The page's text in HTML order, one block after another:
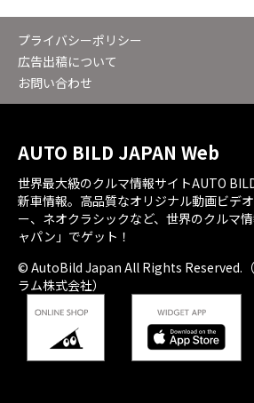
プライバシーポリシー
広告出稿について
お問い合わせ
AUTO BILD JAPAN Web
世界最大級のクルマ情報サイトAUTO
新車情報。高品質なオリジナル動画ビデ
ー、ネオクラシックなど、世界のクルマ
ャパン」でゲット！
© AutoBild Japan All Rights Reserved.
ラム株式会社）